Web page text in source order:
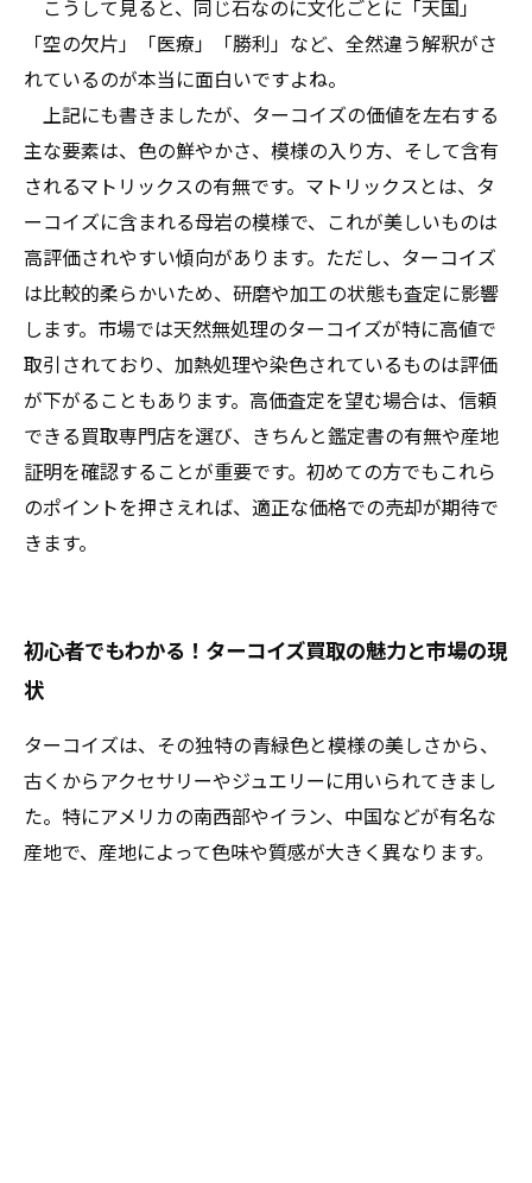
こうして見ると、同じ石なのに文化ごとに「天国」
「空の欠片」「医療」「勝利」など、全然違う解釈がさ
れているのが本当に面白いですよね。
上記にも書きましたが、ターコイズの価値を左右する
主な要素は、色の鮮やかさ、模様の入り方、そして含有
されるマトリックスの有無です。マトリックスとは、タ
ーコイズに含まれる母岩の模様で、これが美しいものは
高評価されやすい傾向があります。ただし、ターコイズ
は比較的柔らかいため、研磨や加工の状態も査定に影響
します。市場では天然無処理のターコイズが特に高値で
取引されており、加熱処理や染色されているものは評価
が下がることもあります。高価査定を望む場合は、信頼
できる買取専門店を選び、きちんと鑑定書の有無や産地
証明を確認することが重要です。初めての方でもこれら
のポイントを押さえれば、適正な価格での売却が期待で
きます。
初心者でもわかる！ターコイズ買取の魅力と市場の現
状
ターコイズは、その独特の青緑色と模様の美しさから、
古くからアクセサリーやジュエリーに用いられてきまし
た。特にアメリカの南西部やイラン、中国などが有名な
産地で、産地によって色味や質感が大きく異なります。